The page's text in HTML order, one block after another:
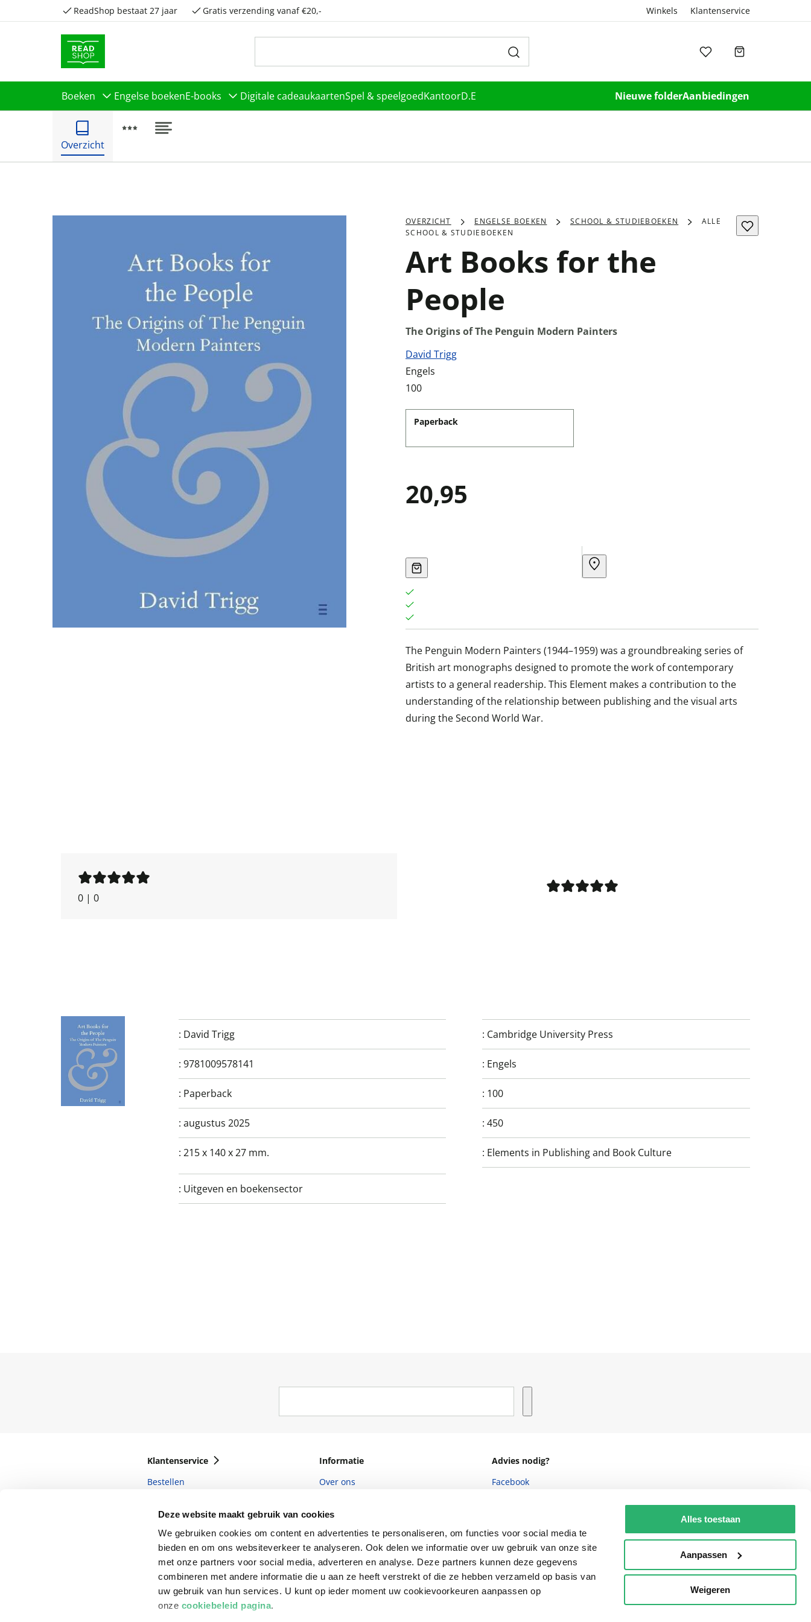
Deze website maakt gebruik van cookies
We gebruiken cookies om content en advertenties te personaliseren, om functies voor social media te
bieden en om ons websiteverkeer te analyseren. Ook delen we informatie over uw gebruik van onze site
met onze partners voor social media, adverteren en analyse. Deze partners kunnen deze gegevens
combineren met andere informatie die u aan ze heeft verstrekt of die ze hebben verzameld op basis van
uw gebruik van hun services. U kunt op ieder moment uw cookievoorkeuren aanpassen op
onze cookiebeleid pagina.
Alles toestaan
Aanpassen
Weigeren
ReadShop bestaat 27 jaar Gratis verzending vanaf €20,- Winkels Klantenservice
Boeken Engelse boekenE-books Digitale cadeaukaartenSpel & speelgoedKantoorD.E Nieuwe folderAanbiedingen
Overzicht
OVERZICHT ENGELSE BOEKEN SCHOOL & STUDIEBOEKEN
ALLE
SCHOOL & STUDIEBOEKEN
Art Books for the
People
The Origins of The Penguin Modern Painters
David Trigg
Engels
100
Paperback
20,95
The Penguin Modern Painters (1944–1959) was a groundbreaking series of
British art monographs designed to promote the work of contemporary
artists to a general readership. This Element makes a contribution to the
understanding of the relationship between publishing and the visual arts
during the Second World War.
0 | 0
: David Trigg : Cambridge University Press
: 9781009578141 : Engels
: Paperback : 100
: augustus 2025 :450
: 215 x 140 x 27 mm. : Elements in Publishing and Book Culture
: Uitgeven en boekensector
Klantenservice
Bestellen
Retourneren
Veelgestelde vragen
Informatie
Over ons
Cadeaukaart
Ondernemer worden
Vulnerability Disclosure policy
Advies nodig?
Facebook
088 - 133 84 32